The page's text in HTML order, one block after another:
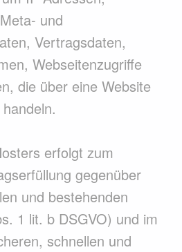
und
Vertragsdaten,
Webseitenzugriffe
die über eine Website
erfolgt zum
gegenüber
und bestehenden
1 lit. b DSGVO) und im
schnellen und